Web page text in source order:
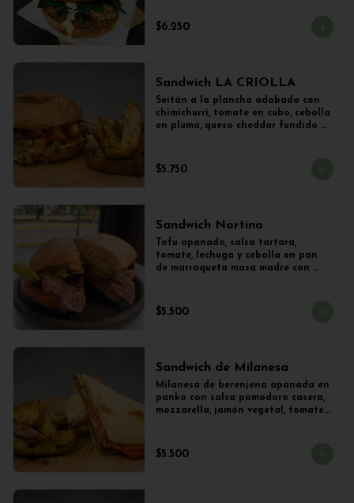
salteados con cebolla
caramelizada y lechuga con
$6.250
Sandwich LA CRIOLLA
Seitán a la plancha adobado con
chimichurri, tomate en cubo, cebolla
en pluma, queso cheddar fundido y
$5.750
Sandwich Nortino
Tofu apanado, salsa tartara,
tomate, lechuga y cebolla en pan
de marraqueta masa madre con
$5.500
Sandwich de Milanesa
Milanesa de berenjena apanada en
panko con salsa pomodoro casera,
mozzarella, jamón vegetal, tomate,
$5.500